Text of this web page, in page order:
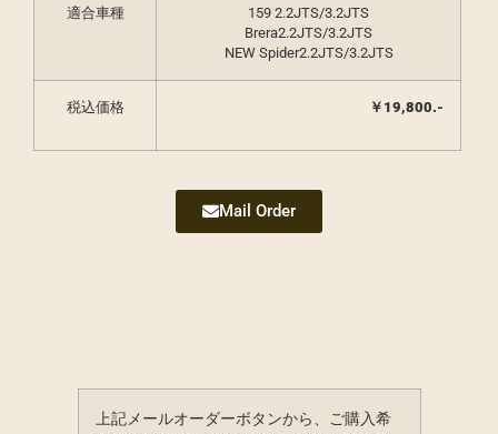
適合車種
159 2.2JTS/3.2JTS
Brera2.2JTS/3.2JTS
NEW Spider2.2JTS/3.2JTS
税込価格 ￥19,800.-
Mail Order
上記メールオーダーボタンから、ご購入希